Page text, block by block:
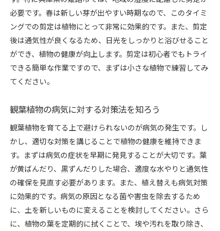
必要です。春は新しい芽が出やすい時期なので、このタイミ
ングでの剪定は植物にとって非常に効果的です。また、剪定
後は通気性が良くなるため、日光をしっかりと浴びせること
ができ、植物の健康が向上します。剪定は初心者でもトライ
できる簡単な作業ですので、まずは小さな植物で練習してみ
てください。
観葉植物の病気に対する対策法を知ろう
観葉植物を育てる上で避けられないのが病気の発生です。し
かし、適切な対策を講じることで植物の健康を維持できま
す。まずは病気の症状を早期に発見することが大切です。葉
が黄ばんだり、黒ずんだりした場合、適度な水やりと通気性
の確保を見直す必要があります。また、植え替えも病気対策
に効果的です。病気の原因となる菌や害虫を除去するため
に、土を新しいものに変えることを検討してください。さら
に、植物の葉を定期的に拭くことで、埃や汚れを取り除き、